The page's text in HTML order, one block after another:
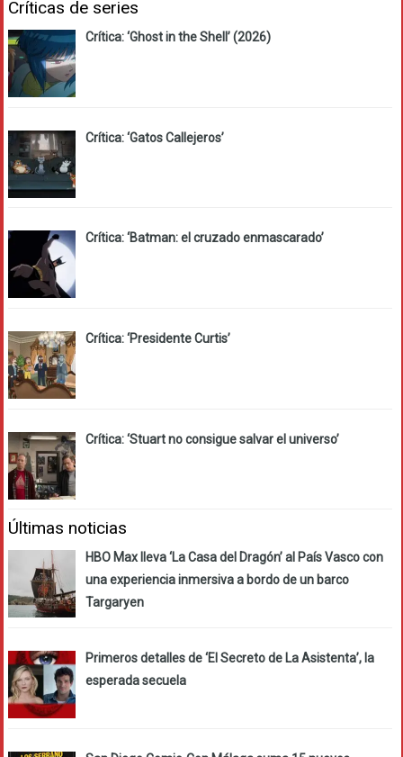
Críticas de series
Crítica: ‘Ghost in the Shell’ (2026)
Crítica: ‘Gatos Callejeros’
Crítica: ‘Batman: el cruzado enmascarado’
Crítica: ‘Presidente Curtis’
Crítica: ‘Stuart no consigue salvar el universo’
Últimas noticias
HBO Max lleva ‘La Casa del Dragón’ al País Vasco con
una experiencia inmersiva a bordo de un barco
Targaryen
Primeros detalles de ‘El Secreto de La Asistenta’, la
esperada secuela